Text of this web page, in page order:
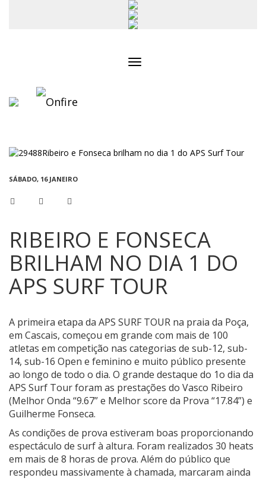
SÁBADO, 16 JANEIRO
RIBEIRO E FONSECA
BRILHAM NO DIA 1 DO
APS SURF TOUR
A primeira etapa da APS SURF TOUR na praia da Poça,
em Cascais, começou em grande com mais de 100
atletas em competição nas categorias de sub-12, sub-
14, sub-16 Open e feminino e muito público presente
ao longo de todo o dia. O grande destaque do 1o dia da
APS Surf Tour foram as prestações do Vasco Ribeiro
(Melhor Onda “9.67” e Melhor score da Prova “17.84”) e
Guilherme Fonseca.
As condições de prova estiveram boas proporcionando
espectáculo de surf à altura. Foram realizados 30 heats
em mais de 8 horas de prova. Além do público que
respondeu massivamente à chamada, marcaram ainda